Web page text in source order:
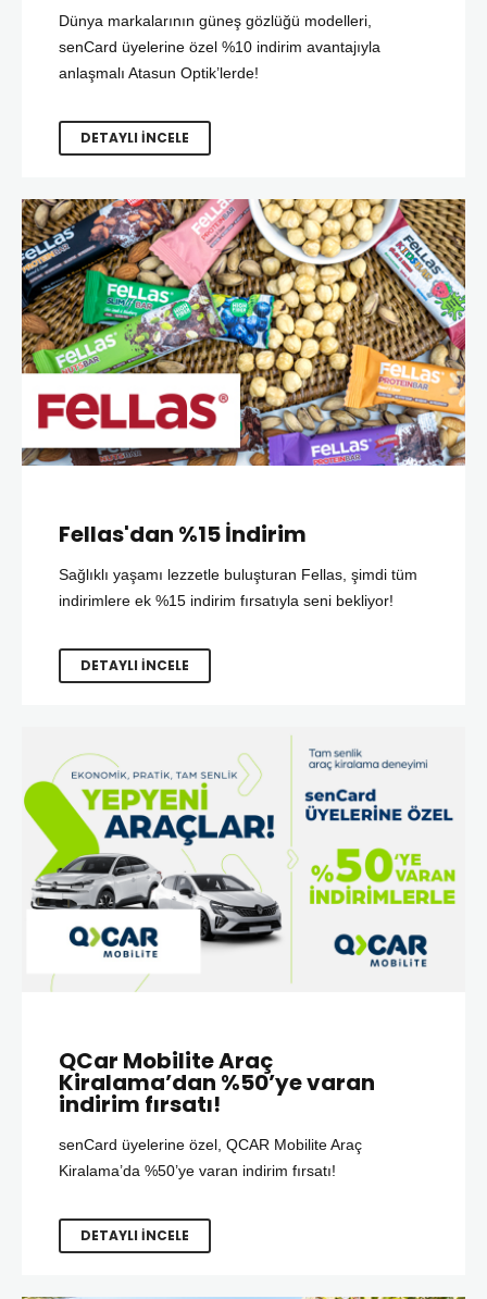
Dünya markalarının güneş gözlüğü modelleri,
senCard üyelerine özel %10 indirim avantajıyla
anlaşmalı Atasun Optik’lerde!
DETAYLI İNCELE
Fellas'dan %15 İndirim
Sağlıklı yaşamı lezzetle buluşturan Fellas, şimdi tüm
indirimlere ek %15 indirim fırsatıyla seni bekliyor!
DETAYLI İNCELE
QCar Mobilite Araç
Kiralama’dan %50’ye varan
indirim fırsatı!
senCard üyelerine özel, QCAR Mobilite Araç
Kiralama’da %50’ye varan indirim fırsatı!
DETAYLI İNCELE